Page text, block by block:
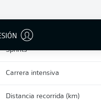
Sprints
Carrera intensiva
Distancia recorrida (km)